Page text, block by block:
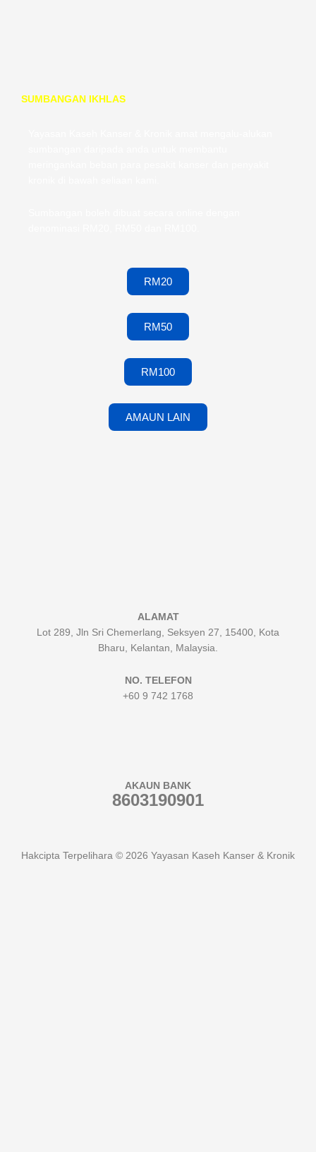
SUMBANGAN IKHLAS
RM20
RM50
RM100
AMAUN LAIN
ALAMAT
Lot 289, Jln Sri Chemerlang, Seksyen 27, 15400, Kota
Bharu, Kelantan, Malaysia.
NO. TELEFON
+60 9 742 1768
AKAUN BANK
8603190901
Hakcipta Terpelihara © 2026 Yayasan Kaseh Kanser & Kronik